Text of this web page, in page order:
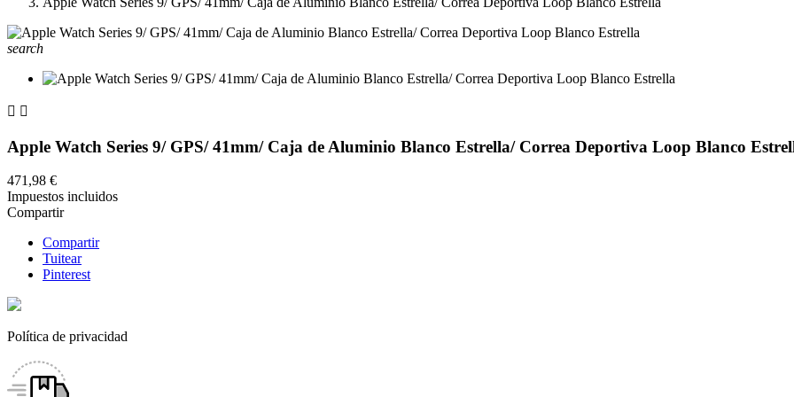
search
 
Apple Watch Series 9/ GPS/ 41mm/ Caja de Aluminio Blanco Estrella/ Correa Deportiva Loop Blanco
471,98 €
Impuestos incluidos
Compartir
Compartir
Tuitear
Pinterest
Política de privacidad